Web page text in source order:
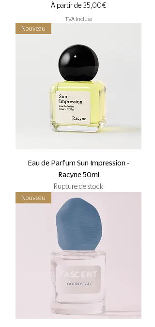
À partir de 35,00 €
Prix promotionnel
TVA Incluse
Nouveau
Eau de Parfum Sun Impression -
Racyne 50ml
Rupture de stock
Nouveau